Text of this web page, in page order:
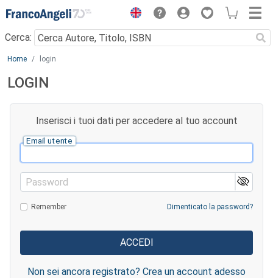
Menu
Cerca:
Main content
Home login
LOGIN
Inserisci i tuoi dati per accedere al tuo account
Email utente
Password
Remember Dimenticato la password?
Non sei ancora registrato? Crea un account adesso